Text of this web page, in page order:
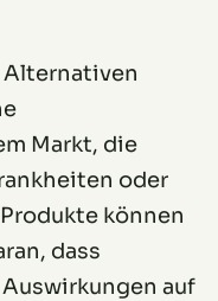
Alternativen
Markt, die
oder
können
dass
auf